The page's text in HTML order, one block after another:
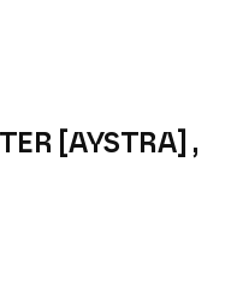
[AYSTRA] ,